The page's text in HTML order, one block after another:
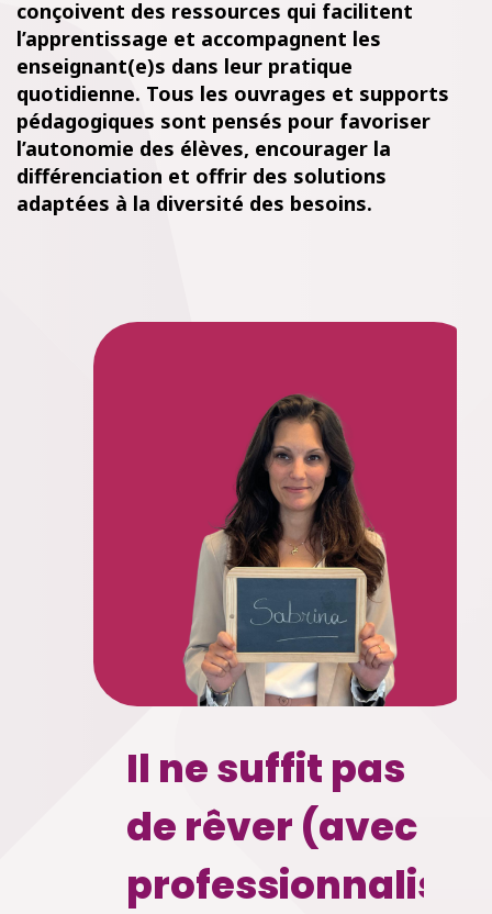
conçoivent des ressources qui facilitent
l’apprentissage et accompagnent les
enseignant(e)s dans leur pratique
quotidienne. Tous les ouvrages et supports
pédagogiques sont pensés pour favoriser
l’autonomie des élèves, encourager la
différenciation et offrir des solutions
adaptées à la diversité des besoins.
Il ne suffit pas
de rêver (avec